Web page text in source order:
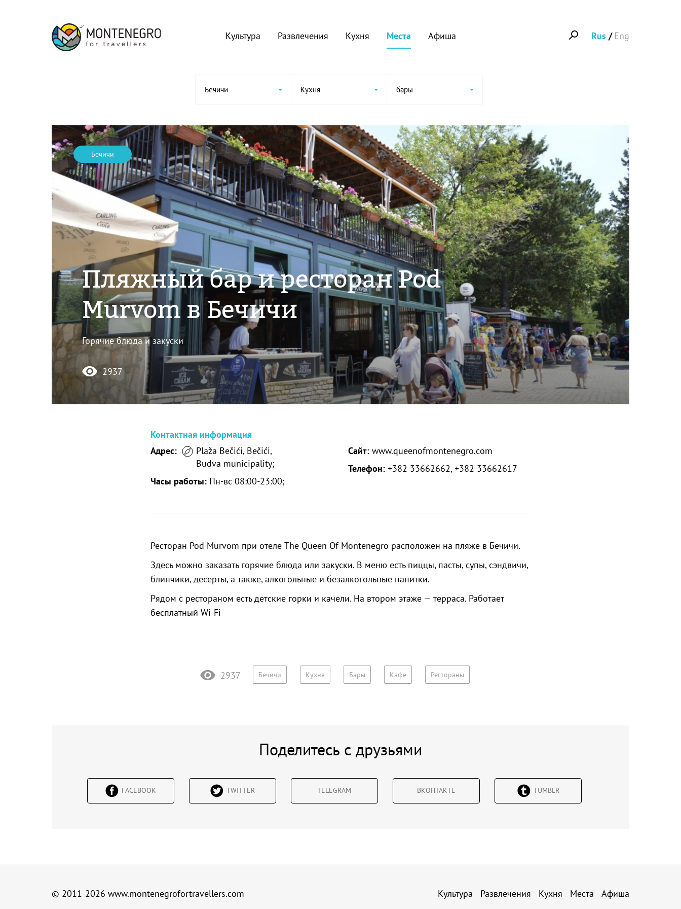
Культура Развлечения Кухня Места Афиша Rus Eng
Бечичи Кухня бары
Бечичи
Пляжный бар и ресторан Pod
Murvom в Бечичи
Горячие блюда и закуски
2937
Контактная информация
Адрес:
Plaža Bečići, Bečići,
Budva municipality;
Часы работы: Пн-вс 08:00-23:00;
Сайт: www.queenofmontenegro.com
Телефон: +382 33662662, +382 33662617
Ресторан Pod Murvom при отеле The Queen Of Montenegro расположен на пляже в Бечичи.
Здесь можно заказать горячие блюда или закуски. В меню есть пиццы, пасты, супы, сэндвичи,
блинчики, десерты, а также, алкогольные и безалкогольные напитки.
Рядом с рестораном есть детские горки и качели. На втором этаже — терраса. Работает
бесплатный Wi-Fi
2937 Бечичи Кухня Бары Кафе Рестораны
Поделитесь с друзьями
FACEBOOK TWITTER TELEGRAM ВКОНТАКТЕ TUMBLR
© 2011-2026 www.montenegrofortravellers.com Культура Развлечения Кухня Места Афиша